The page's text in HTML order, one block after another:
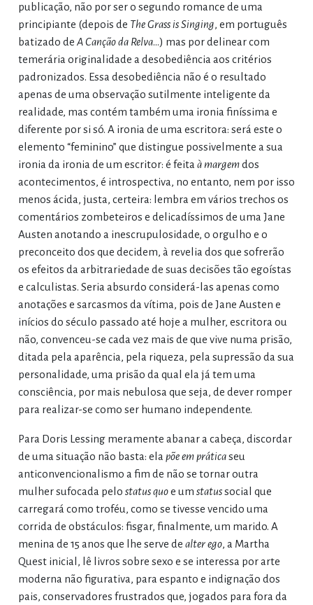
publicação, não por ser o segundo romance de uma
principiante (depois de The Grass is Singing, em português
batizado de A Canção da Relva…) mas por delinear com
temerária originalidade a desobediência aos critérios
padronizados. Essa desobediência não é o resultado
apenas de uma observação sutilmente inteligente da
realidade, mas contém também uma ironia finíssima e
diferente por si só. A ironia de uma escritora: será este o
elemento “feminino” que distingue possivelmente a sua
ironia da ironia de um escritor: é feita à margemdos
acontecimentos, é introspectiva, no entanto, nem por isso
menos ácida, justa, certeira: lembra em vários trechos os
comentários zombeteiros e delicadíssimos de uma Jane
Austen anotando a inescrupulosidade, o orgulho e o
preconceito dos que decidem, à revelia dos que sofrerão
os efeitos da arbitrariedade de suas decisões tão egoístas
e calculistas. Seria absurdo considerá-las apenas como
anotações e sarcasmos da vítima, pois de Jane Austen e
inícios do século passado até hoje a mulher, escritora ou
não, convenceu-se cada vez mais de que vive numa prisão,
ditada pela aparência, pela riqueza, pela supressão da sua
personalidade, uma prisão da qual ela já tem uma
consciência, por mais nebulosa que seja, de dever romper
para realizar-se como ser humano independente.
Para Doris Lessing meramente abanar a cabeça, discordar
de uma situação não basta: ela põe em práticaseu
anticonvencionalismo a fim de não se tornar outra
mulher sufocada pelo status quoe um statussocial que
carregará como troféu, como se tivesse vencido uma
corrida de obstáculos: fisgar, finalmente, um marido. A
menina de 15 anos que lhe serve de alter ego, a Martha
Quest inicial, lê livros sobre sexo e se interessa por arte
moderna não figurativa, para espanto e indignação dos
pais, conservadores frustrados que, jogados para fora da